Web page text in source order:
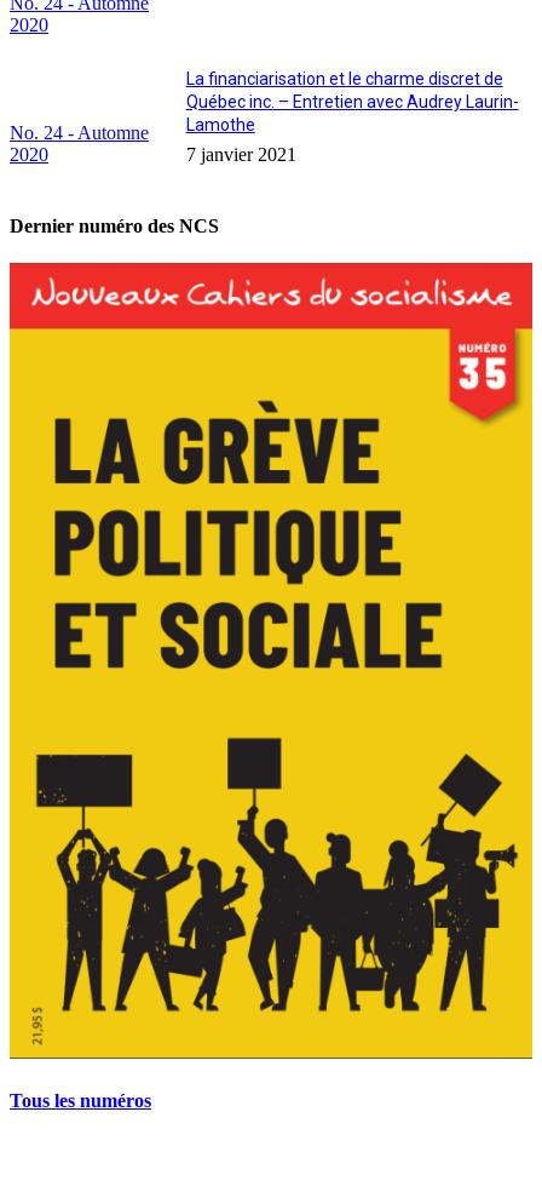
2020
No. 24 - Automne
2020
La financiarisation et le charme discret de
Québec inc. – Entretien avec Audrey Laurin-
Lamothe
7 janvier 2021
Dernier numéro des NCS
Tous les numéros